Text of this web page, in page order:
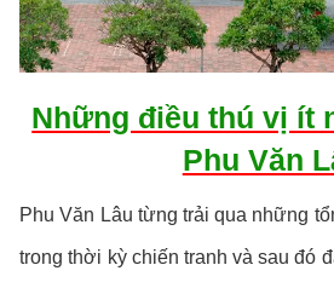
Những điều thú vị ít
Phu Văn
Phu Văn Lâu từng trải qua những
trong thời kỳ chiến tranh và sau đó